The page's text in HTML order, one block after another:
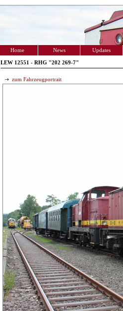
Home News Updates
LEW 12551 - RHG "202 269-7"
zum Fahrzeugportrait